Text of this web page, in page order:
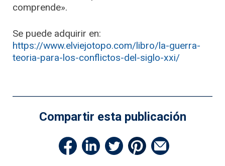
comprende».
Se puede adquirir en:
https://www.elviejotopo.com/libro/la-guerra-
teoria-para-los-conflictos-del-siglo-xxi/
Compartir esta publicación